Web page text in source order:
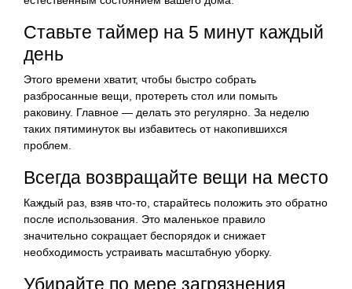
Ставьте таймер на 5 минут каждый
день
Этого времени хватит, чтобы быстро собрать
разбросанные вещи, протереть стол или помыть
раковину. Главное — делать это регулярно. За неделю
таких пятиминуток вы избавитесь от накопившихся
проблем.
Всегда возвращайте вещи на место
Каждый раз, взяв что-то, старайтесь положить это обратно
после использования. Это маленькое правило
значительно сокращает беспорядок и снижает
необходимость устраивать масштабную уборку.
Убирайте по мере загрязнения